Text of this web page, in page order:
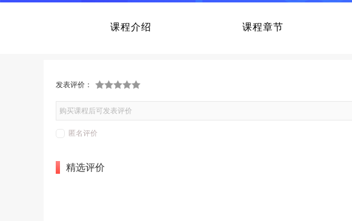
课程介绍 课程章节
发表评价：
5 s
4 s
s
3 s
s
2 s
s
1 s
匿名评价
精选评价